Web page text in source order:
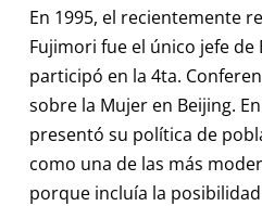
En 1995, el recientemente
Fujimori fue el único jefe de
participó en la 4ta.
sobre la Mujer en Beijing.
presentó su política de
como una de las más
porque incluía la